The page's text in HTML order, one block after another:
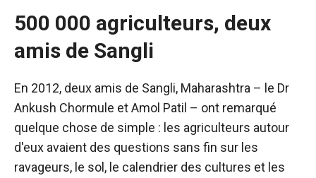
500 000 agriculteurs, deux
amis de Sangli
En 2012, deux amis de Sangli, Maharashtra – le Dr
Ankush Chormule et Amol Patil – ont remarqué
quelque chose de simple : les agriculteurs autour
d'eux avaient des questions sans fin sur les
ravageurs, le sol, le calendrier des cultures et les